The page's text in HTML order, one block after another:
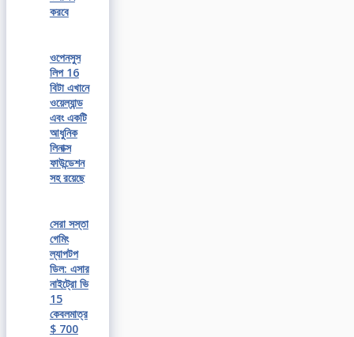
করবে
ওপেনসুস
লিপ 16
বিটা এখানে
ওয়েল্যান্ড
এবং একটি
আধুনিক
লিনাক্স
ফাউন্ডেশন
সহ রয়েছে
সেরা সস্তা
গেমিং
ল্যাপটপ
ডিল: এসার
নাইট্রো ভি
15
কেবলমাত্র
$ 700